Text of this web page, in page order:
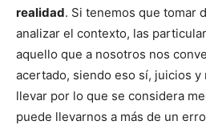
realidad. Si tenemos que tomar
analizar el contexto, las
aquello que a nosotros nos
acertado, siendo eso sí, juicios y
llevar por lo que se considera
puede llevarnos a más de un